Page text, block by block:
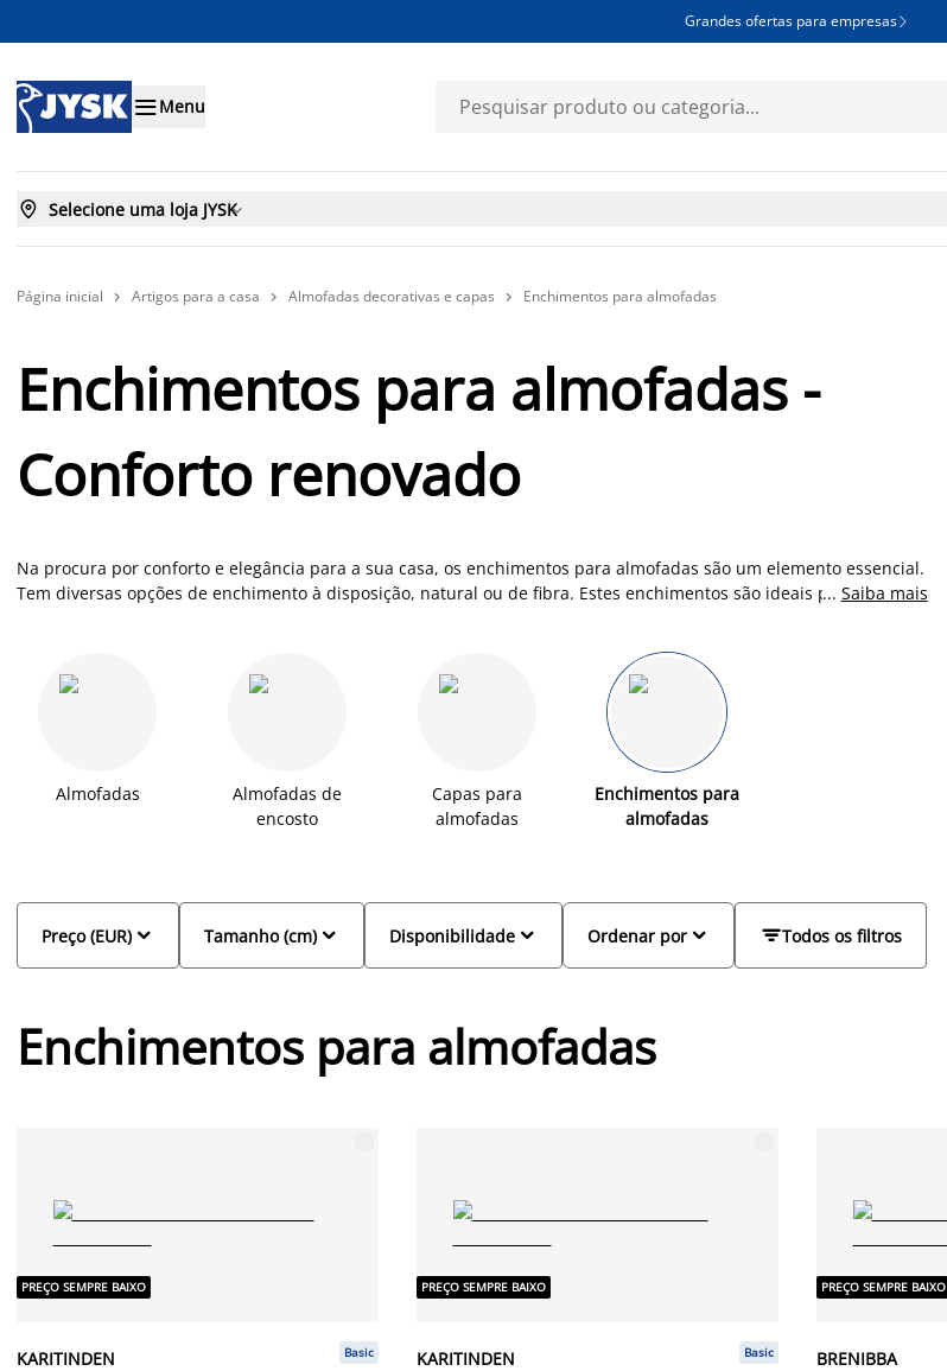
Grandes ofertas para empresas 
Menu
 Selecione uma loja JYSK
Página inicial  Artigos para a casa  Almofadas decorativas e capas  Enchimentos para almofadas
Enchimentos para almofadas -
Conforto renovado
Na procura por conforto e elegância para a sua casa, os enchimentos para almofadas são um elemento essencial.
Tem diversas opções de enchimento à disposição, natural ou de fibra. Estes enchimentos são ideais para
... Saiba mais
Almofadas
Almofadas de
encosto
Capas para
almofadas
Enchimentos para
almofadas

Preço (EUR) 
Tamanho (cm) 
Disponibilidade Todos os filtros

Ordenar por
Enchimentos para almofadas
PREÇO SEMPRE BAIXO
KARITINDEN
Basic
PREÇO SEMPRE BAIXO
KARITINDEN
Basic
PREÇO SEMPRE BAIXO
BRENIBBA